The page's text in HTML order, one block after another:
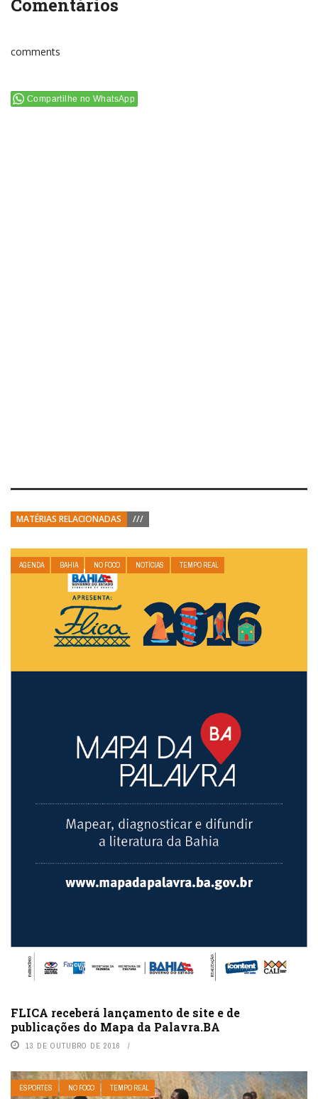
Comentários
comments
Compartilhe no WhatsApp
MATÉRIAS RELACIONADAS ///
AGENDA BAHIA NO FOCO NOTÍCIAS TEMPO REAL
FLICA receberá lançamento de site e de
publicações do Mapa da Palavra.BA
13 DE OUTUBRO DE 2016
ESPORTES NO FOCO TEMPO REAL